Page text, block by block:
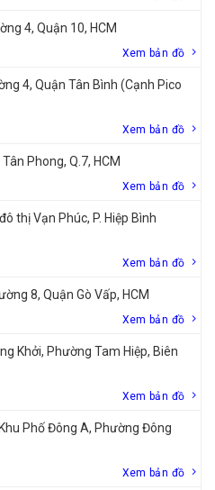
4, Quận 10, HCM
Xem bản đồ
4, Quận Tân Bình (Cạnh Pico
Xem bản đồ
Phong, Q.7, HCM
Xem bản đồ
thị Vạn Phúc, P. Hiệp Bình
Xem bản đồ
8, Quận Gò Vấp, HCM
Xem bản đồ
Khởi, Phường Tam Hiệp, Biên
Xem bản đồ
Phố Đông A, Phường Đông
Xem bản đồ